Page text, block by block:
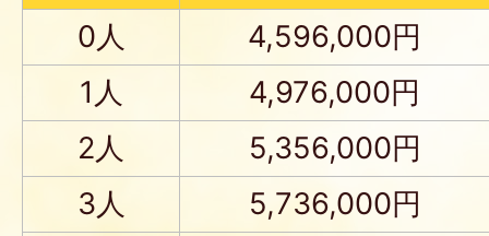
0人
4,596,000円
1人
4,976,000円
2人
5,356,000円
3人
5,736,000円